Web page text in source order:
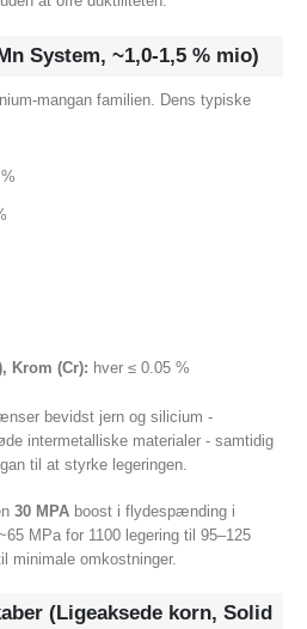
System, ~1,0-1,5 % mio)
mangan familien. Dens typiske
Krom (Cr): hver ≤ 0.05 %
bevidst jern og silicium -
intermetalliske materialer - samtidig
til at styrke legeringen.
30 MPA boost i flydespænding i
MPa for 1100 legering til 95–125
minimale omkostninger.
(Ligeaksede korn, Solid